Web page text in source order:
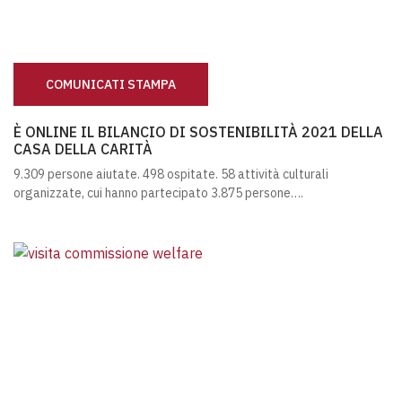
COMUNICATI STAMPA
È ONLINE IL BILANCIO DI SOSTENIBILITÀ 2021 DELLA
CASA DELLA CARITÀ
9.309 persone aiutate. 498 ospitate. 58 attività culturali
organizzate, cui hanno partecipato 3.875 persone….